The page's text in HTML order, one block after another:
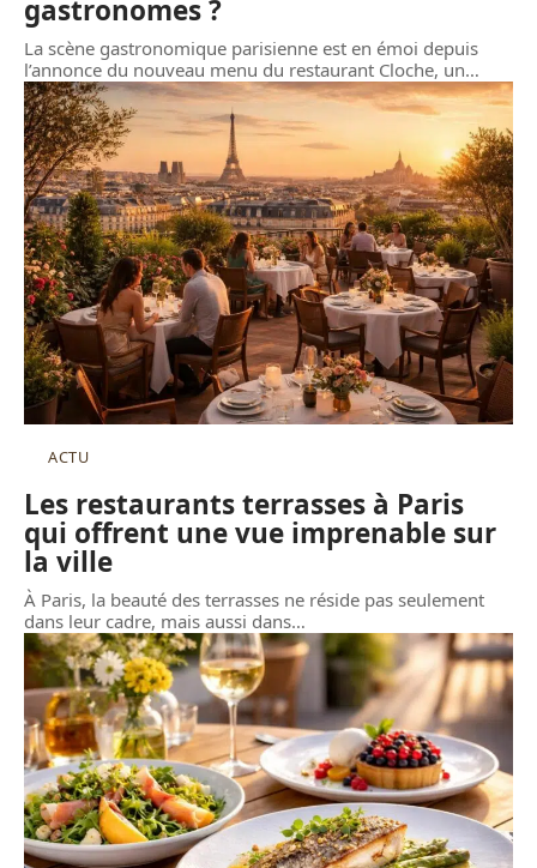
gastronomes ?
La scène gastronomique parisienne est en émoi depuis
l’annonce du nouveau menu du restaurant Cloche, un…
ACTU
Les restaurants terrasses à Paris
qui offrent une vue imprenable sur
la ville
À Paris, la beauté des terrasses ne réside pas seulement
dans leur cadre, mais aussi dans…